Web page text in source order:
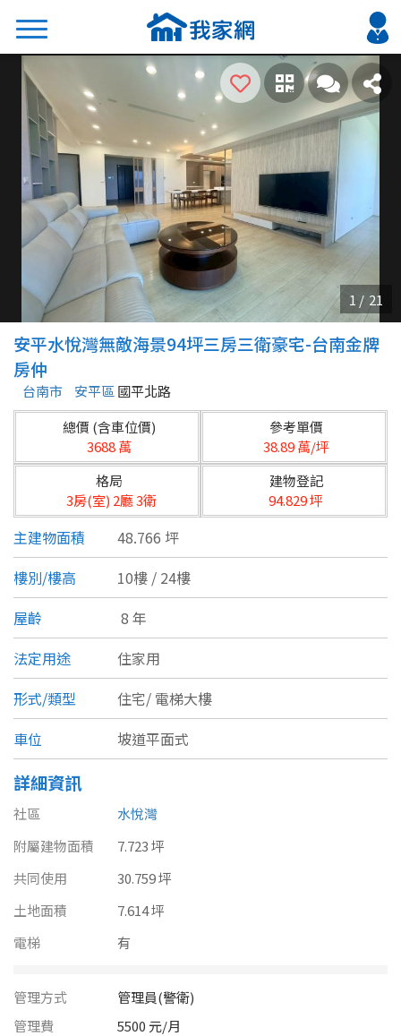
搜尋
熱門關鍵字
2026 台北降價好屋限量釋出
2026 新北降價好屋限量釋出
2026 台中降價好屋限量釋出
2026 台南降價好屋限量釋出
2026 高雄降價好屋限量釋出
縣市
台北市
基隆市
新北市
宜蘭縣
桃園市
新竹市
新竹縣
苗栗縣
台中市
彰化縣
南投縣
雲林縣
嘉義市
高雄市
區域
類型(可複選)
不拘 公寓 電梯大樓 套房
別墅 透天厝 樓中樓 華廈
農舍 辦公 店面 工廠
坪數
20~30 坪
40~50 坪
80坪以上
安平水悅灣無敵海景94坪三房三衛豪宅-台南金牌
房仲
台南市 安平區 國平北路
總價 (含車位價)
3688 萬
參考單價
38.89 萬/坪
格局
3房(室) 2廳 3衛
建物登記
94.829 坪
主建物面積
48.766 坪
樓別/樓高
10樓 / 24樓
屋齡
8 年
法定用途
住家用
形式/類型
住宅/ 電梯大樓
車位
坡道平面式
詳細資訊
社區
水悅灣
附屬建物面積
7.723 坪
共同使用
30.759 坪
土地面積
7.614 坪
電梯
有
管理方式
管理員(警衛)
管理費
5500 元/月